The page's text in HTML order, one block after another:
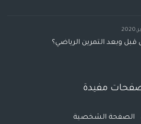
قبل وبعد التمرين الرياضي؟
مفيدة
الصفحة الشخصية